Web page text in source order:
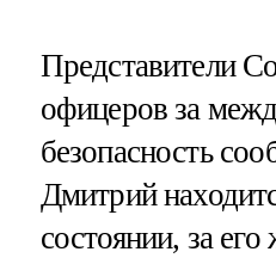
Представители
офицеров за
безопасность
Дмитрий
состоянии, за